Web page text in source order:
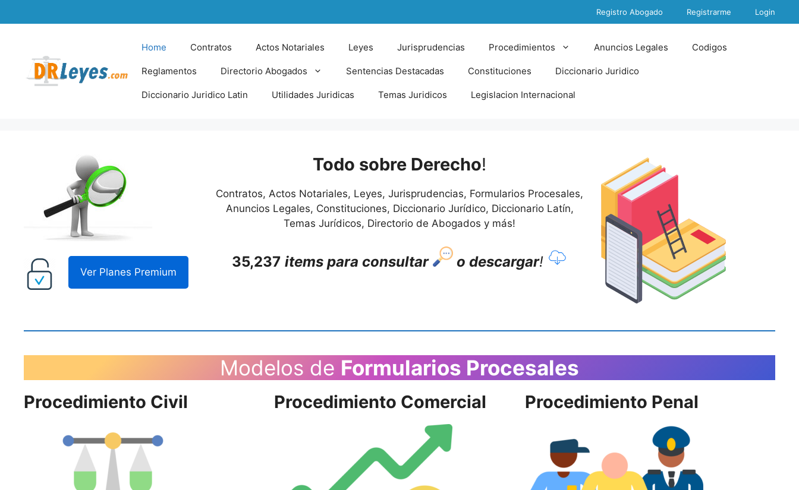
to
Registro Abogado Registrarme Login
Home Contratos Actos Notariales Leyes Jurisprudencias Procedimientos Anuncios Legales Codigos
Reglamentos Directorio Abogados Sentencias Destacadas Constituciones Diccionario Juridico
Diccionario Juridico Latin Utilidades Juridicas Temas Juridicos Legislacion Internacional
Ver Planes Premium
Todo sobre Derecho!
Contratos, Actos Notariales, Leyes, Jurisprudencias, Formularios Procesales,
Anuncios Legales, Constituciones, Diccionario Jurídico, Diccionario Latín,
Temas Jurídicos, Directorio de Abogados y más!
35,237 items para consultar o descargar!
Modelos de Formularios Procesales
Procedimiento Civil Procedimiento Comercial Procedimiento Penal